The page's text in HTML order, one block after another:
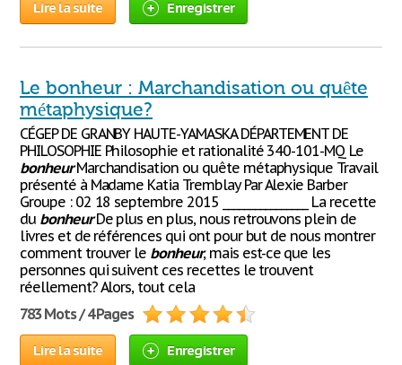
Lire la suite Enregistrer
Le bonheur : Marchandisation ou quête
métaphysique?
CÉGEP DE GRANBY HAUTE-YAMASKA DÉPARTEMENT DE
PHILOSOPHIE Philosophie et rationalité 340-101-MQ Le
bonheurMarchandisation ou quête métaphysique Travail
présenté à Madame Katia Tremblay Par Alexie Barber
Groupe : 02 18 septembre 2015 ________________ La recette
du bonheurDe plus en plus, nous retrouvons plein de
livres et de références qui ont pour but de nous montrer
comment trouver le bonheur, mais est-ce que les
personnes qui suivent ces recettes le trouvent
réellement? Alors, tout cela
783 Mots / 4 Pages
Lire la suite Enregistrer